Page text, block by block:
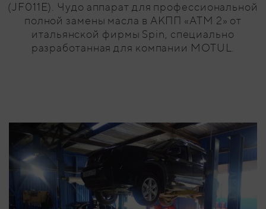
(JF011E). Чудо аппарат для профессиональной
полной замены масла в АКПП «ATM 2» от
итальянской фирмы Spin, специально
разработанная для компании MOTUL.